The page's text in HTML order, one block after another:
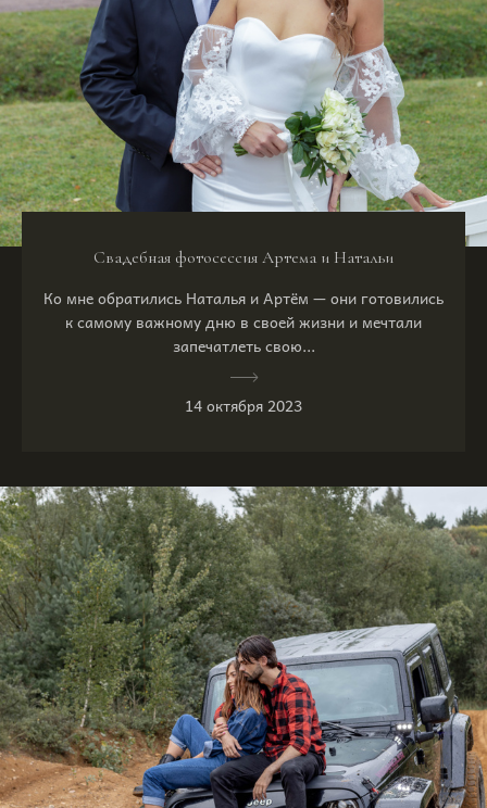
Свадебная фотосессия Артема и Натальи
Ко мне обратились Наталья и Артём — они готовились
к самому важному дню в своей жизни и мечтали
запечатлеть свою...
14 октября 2023